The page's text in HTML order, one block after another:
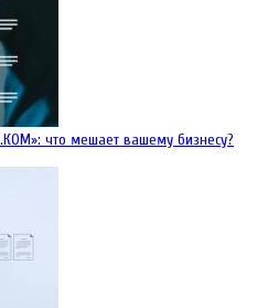
что мешает вашему бизнесу?